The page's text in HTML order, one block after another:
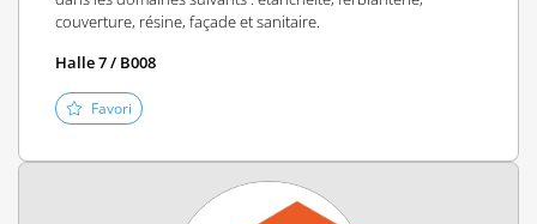
couverture, résine, façade et sanitaire.
Halle 7 / B008
Favori